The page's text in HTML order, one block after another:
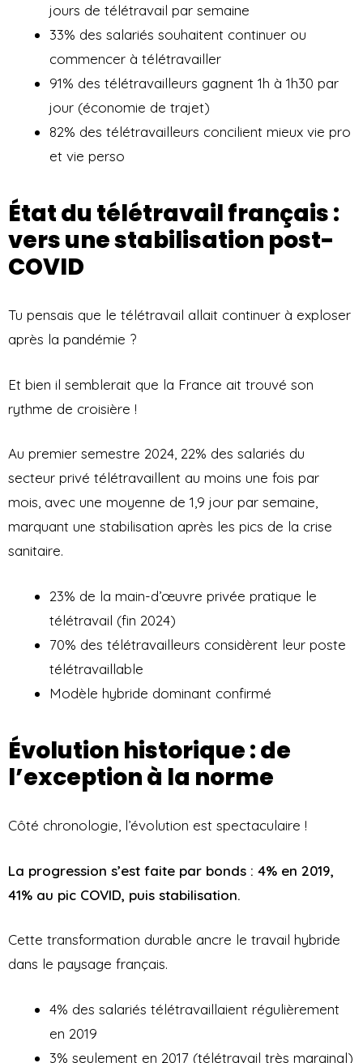
jours de télétravail par semaine
33% des salariés souhaitent continuer ou
commencer à télétravailler
91% des télétravailleurs gagnent 1h à 1h30 par
jour (économie de trajet)
82% des télétravailleurs concilient mieux vie pro
et vie perso
État du télétravail français :
vers une stabilisation post-
COVID
Tu pensais que le télétravail allait continuer à exploser
après la pandémie ?
Et bien il semblerait que la France ait trouvé son
rythme de croisière !
Au premier semestre 2024, 22% des salariés du
secteur privé télétravaillent au moins une fois par
mois, avec une moyenne de 1,9 jour par semaine,
marquant une stabilisation après les pics de la crise
sanitaire.
23% de la main-d’œuvre privée pratique le
télétravail (fin 2024)
70% des télétravailleurs considèrent leur poste
télétravaillable
Modèle hybride dominant confirmé
Évolution historique : de
l’exception à la norme
Côté chronologie, l’évolution est spectaculaire !
La progression s’est faite par bonds : 4% en 2019,
41% au pic COVID, puis stabilisation.
Cette transformation durable ancre le travail hybride
dans le paysage français.
4% des salariés télétravaillaient régulièrement
en 2019
3% seulement en 2017 (télétravail très marginal)